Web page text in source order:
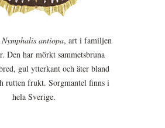
Nymphalis antiopa, art i familjen
Den har mörkt sammetsbruna
gul ytterkant och äter bland
rutten frukt. Sorgmantel finns i
hela Sverige.